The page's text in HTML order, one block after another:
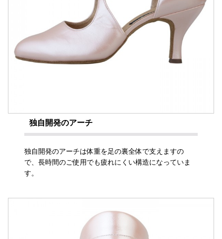
独自開発のアーチ
独自開発のアーチは体重を足の裏全体で支えますの
で、長時間のご使用でも疲れにくい構造になっていま
す。